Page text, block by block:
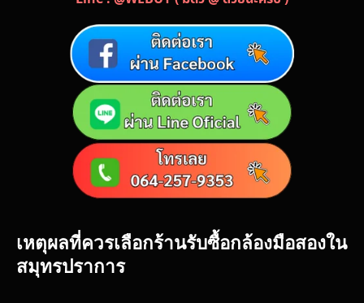
เหตุผลที่ควรเลือกร้านรับซื้อกล้องมือสองใน
สมุทรปราการ